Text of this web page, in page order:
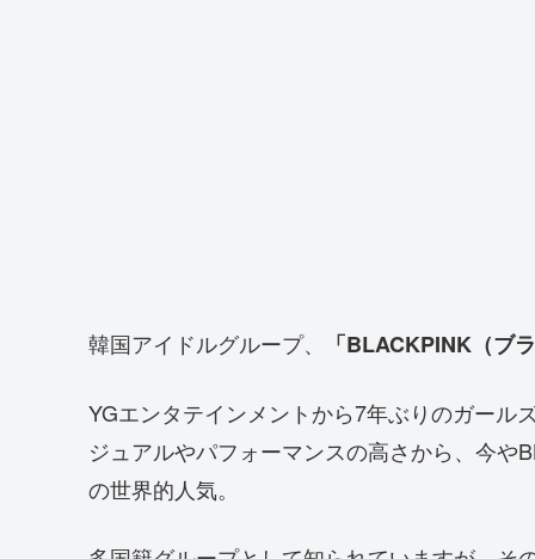
韓国アイドルグループ、 「BLACKPINK（ブ
YGエンタテインメントから7年ぶりのガール
ジュアルやパフォーマンスの高さから、今や
の世界的人気。